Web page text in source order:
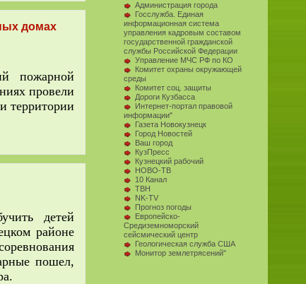
домах
пожарной
провели
территории
детей
районе
пошел,
Администрация города
Госслужба. Единая
информационная система
управления кадровым составом
государственной гражданской
службы Российской Федерации
Управление МЧС РФ по КО
Комитет охраны окружающей
среды
Комитет соц. защиты
Дороги Кузбасса
Интернет-портал правовой
информации"
Газета Новокузнецк
Город Новостей
Ваш город
КузПресс
Кузнецкий рабочий
НОВО-ТВ
10 Канал
ТВН
NK-TV
Прогноз погоды
Европейско-
Средиземноморский
сейсмический центр
Геологическая служба США
Монитор землетрясений"